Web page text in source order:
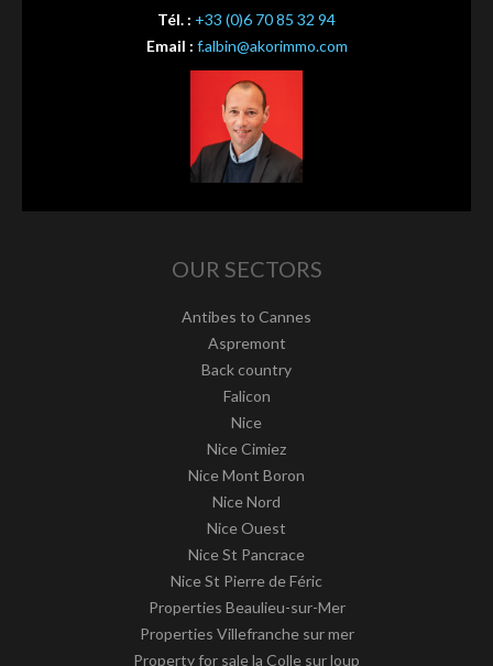
Tél. : +33 (0)6 70 85 32 94
Email : f.albin@akorimmo.com
OUR SECTORS
Antibes to Cannes
Aspremont
Back country
Falicon
Nice
Nice Cimiez
Nice Mont Boron
Nice Nord
Nice Ouest
Nice St Pancrace
Nice St Pierre de Féric
Properties Beaulieu-sur-Mer
Properties Villefranche sur mer
Property for sale la Colle sur loup